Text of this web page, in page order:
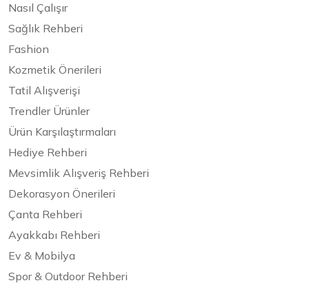
Nasıl Çalışır
Sağlık Rehberi
Fashion
Kozmetik Önerileri
Tatil Alışverişi
Trendler Ürünler
Ürün Karşılaştırmaları
Hediye Rehberi
Mevsimlik Alışveriş Rehberi
Dekorasyon Önerileri
Çanta Rehberi
Ayakkabı Rehberi
Ev & Mobilya
Spor & Outdoor Rehberi